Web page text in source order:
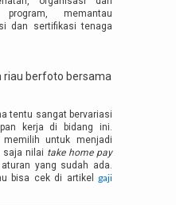
memantau
dan sertifikasi tenaga
tentu sangat bervariasi
kerja di bidang ini.
untuk menjadi
saja nilai take home pay
yang sudah ada.
bisa cek di artikel gaji